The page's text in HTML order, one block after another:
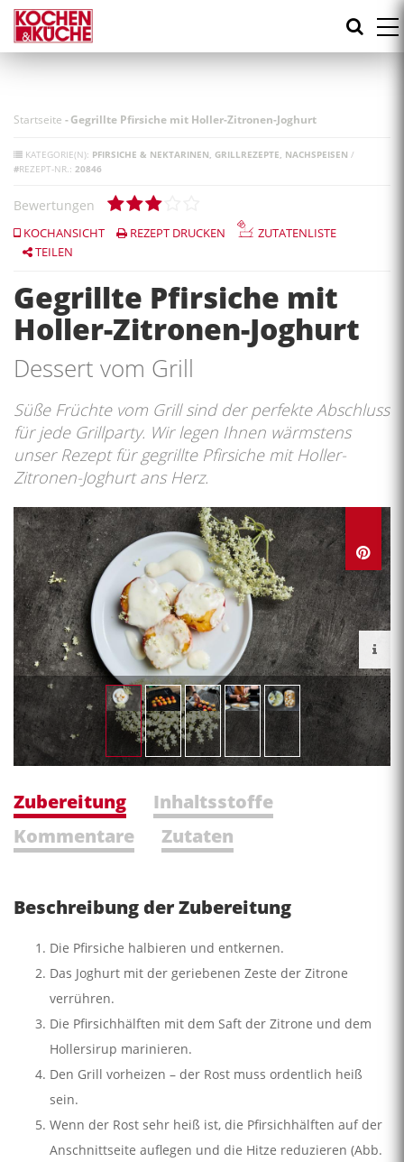
Direkt
zum
Inhalt
Startseite -Gegrillte Pfirsiche mit Holler-Zitronen-Joghurt
KATEGORIE(N): PFIRSICHE & NEKTARINEN GRILLREZEPTE NACHSPEISEN /
#REZEPT-NR.: 20846
Bewertungen
KOCHANSICHT REZEPT DRUCKEN
ZUTATENLISTE
TEILEN
Gegrillte Pfirsiche mit
Holler-Zitronen-Joghurt
Dessert vom Grill
Süße Früchte vom Grill sind der perfekte Abschluss
für jede Grillparty. Wir legen Ihnen wärmstens
unser Rezept für gegrillte Pfirsiche mit Holler-
Zitronen-Joghurt ans Herz.
Zubereitung
Inhaltsstoffe
Kommentare
Zutaten
Beschreibung der Zubereitung
Die Pfirsiche halbieren und entkernen.
Das Joghurt mit der geriebenen Zeste der Zitrone
verrühren.
Die Pfirsichhälften mit dem Saft der Zitrone und dem
Hollersirup marinieren.
Den Grill vorheizen – der Rost muss ordentlich heiß
sein.
Wenn der Rost sehr heiß ist, die Pfirsichhälften auf der
Anschnittseite auflegen und die Hitze reduzieren (Abb.